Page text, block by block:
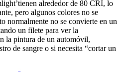
alrededor de 80 CRI, lo
pero algunos colores no se
normalmente no se convierte en un
un filete para ver la
la pintura de un automóvil,
de sangre o si necesita “cortar un